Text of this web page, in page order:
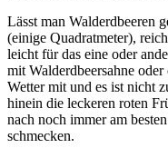
Lässt man Walderdbeeren
(einige Quadratmeter),
leicht für das eine oder
mit Walderdbeersahne
Wetter mit und es ist nicht
hinein die leckeren roten
nach noch immer am
schmecken.